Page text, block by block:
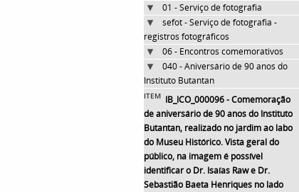
01 - Serviço de fotografia
sefot - Serviço de fotografia -
registros fotográficos
06 - Encontros comemorativos
040 - Aniversário de 90 anos do
Instituto Butantan
ITEM IB_ICO_000096 - Comemoração
de aniversário de 90 anos do Instituto
Butantan, realizado no jardim ao labo
do Museu Histórico. Vista geral do
público, na imagem é possível
identificar o Dr. Isaías Raw e Dr.
Sebastião Baeta Henriques no lado